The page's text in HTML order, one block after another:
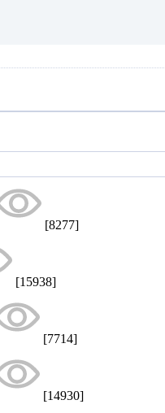
[8277]
[15938]
[7714]
[14930]